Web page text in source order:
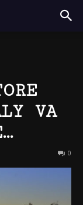
VA
0